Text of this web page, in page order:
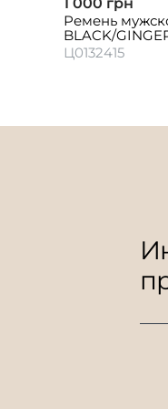
Ремень
BLACK/
Ц0132415